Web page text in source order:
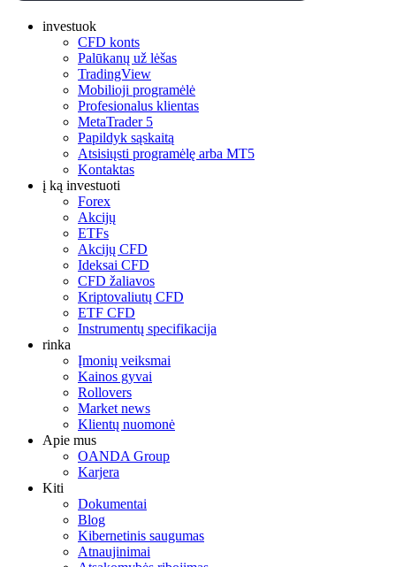
investuok
CFD konts
Palūkanų už lėšas
TradingView
Mobilioji programėlė
Profesionalus klientas
MetaTrader 5
Papildyk sąskaitą
Atsisiųsti programėlę arba MT5
Kontaktas
į ką investuoti
Forex
Akcijų
ETFs
Akcijų CFD
Ideksai CFD
CFD žaliavos
Kriptovaliutų CFD
ETF CFD
Instrumentų specifikacija
rinka
Įmonių veiksmai
Kainos gyvai
Rollovers
Market news
Klientų nuomonė
Apie mus
OANDA Group
Karjera
Kiti
Dokumentai
Blog
Kibernetinis saugumas
Atnaujinimai